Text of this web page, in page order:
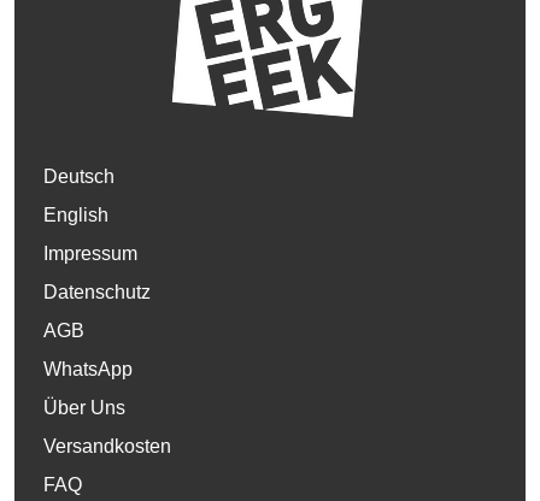
Deutsch
English
Impressum
Datenschutz
AGB
WhatsApp
Über Uns
Versandkosten
FAQ